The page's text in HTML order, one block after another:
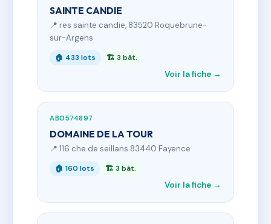
SAINTE CANDIE
📍 res sainte candie, 83520 Roquebrune-
sur-Argens
🏠 433 lots 🏗 3 bât.
Voir la fiche →
AB0574897
DOMAINE DE LA TOUR
📍 116 che de seillans 83440 Fayence
🏠 160 lots 🏗 3 bât.
Voir la fiche →